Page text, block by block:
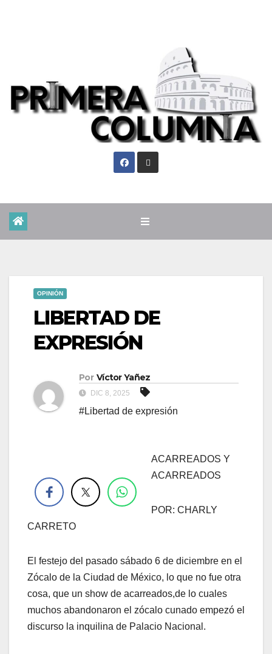
OPINIÓN
LIBERTAD DE
EXPRESIÓN
Por Víctor Yañez
DIC 8, 2025
#Libertad de expresión
ACARREADOS Y
ACARREADOS
POR: CHARLY
CARRETO
El festejo del pasado sábado 6 de diciembre en el
Zócalo de la Ciudad de México, lo que no fue otra
cosa, que un show de acarreados,de lo cuales
muchos abandonaron el zócalo cunado empezó el
discurso la inquilina de Palacio Nacional.